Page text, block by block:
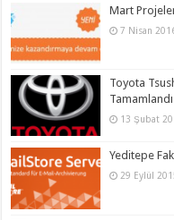
Mart
7 Nisan
Toyota
13 Şubat
Yeditepe
29 Eylül